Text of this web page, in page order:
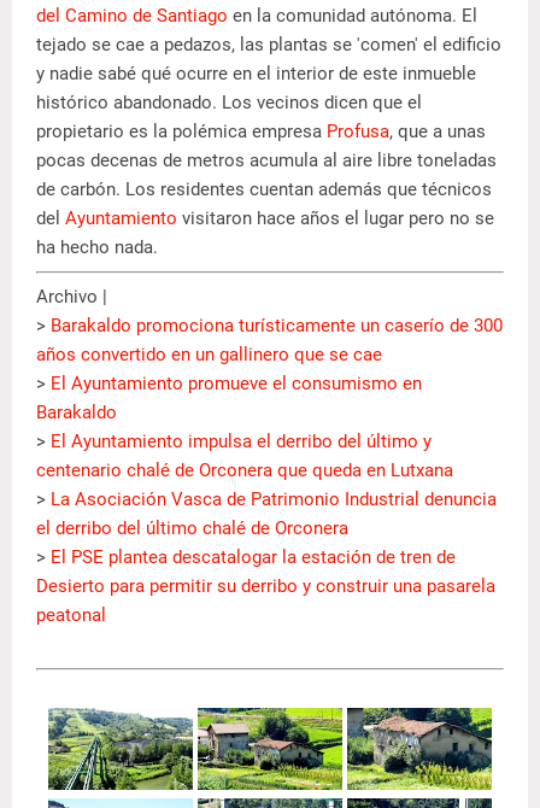
del Camino de Santiago en la comunidad autónoma. El
tejado se cae a pedazos, las plantas se 'comen' el edificio
y nadie sabé qué ocurre en el interior de este inmueble
histórico abandonado. Los vecinos dicen que el
propietario es la polémica empresa Profusa, que a unas
pocas decenas de metros acumula al aire libre toneladas
de carbón. Los residentes cuentan además que técnicos
del Ayuntamiento visitaron hace años el lugar pero no se
ha hecho nada.
Archivo |
> Barakaldo promociona turísticamente un caserío de 300
años convertido en un gallinero que se cae
> El Ayuntamiento promueve el consumismo en
Barakaldo
> El Ayuntamiento impulsa el derribo del último y
centenario chalé de Orconera que queda en Lutxana
> La Asociación Vasca de Patrimonio Industrial denuncia
el derribo del último chalé de Orconera
> El PSE plantea descatalogar la estación de tren de
Desierto para permitir su derribo y construir una pasarela
peatonal